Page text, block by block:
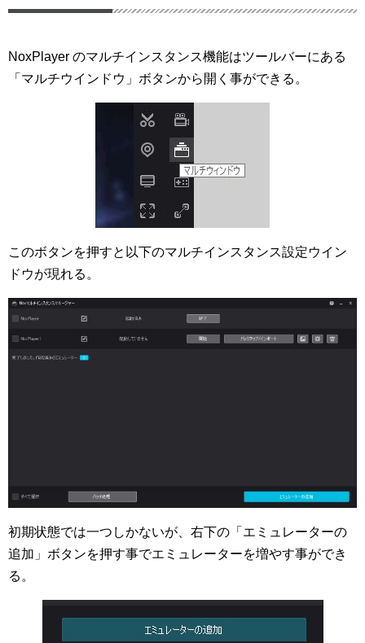
NoxPlayer のマルチインスタンス機能はツールバーにある
「マルチウインドウ」ボタンから開く事ができる。
このボタンを押すと以下のマルチインスタンス設定ウイン
ドウが現れる。
初期状態では一つしかないが、右下の「エミュレーターの
追加」ボタンを押す事でエミュレーターを増やす事ができ
る。